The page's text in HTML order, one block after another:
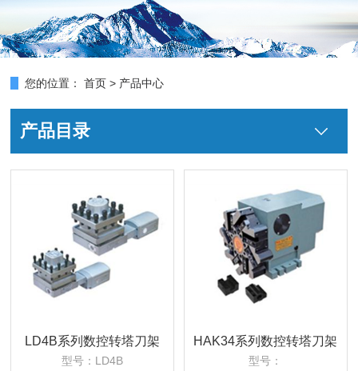
您的位置： 首页 > 产品中心
产品目录
LD4B系列数控转塔刀架
型号：LD4B
HAK34系列数控转塔刀架
型号：